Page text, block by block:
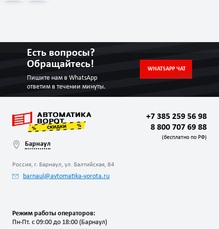
Есть вопросы?
Обращайтесь!
Пишите нам в WhatsApp
ответим в течении минуты.
WHATSAPP ЧАТ
Барнаул
Россия, г. Барнаул, ул. Балтийская, 84
barnaul@avtomatika-vorota.ru
+7 385 259 56 98
8 800 707 69 88
(бесплатно по РФ)
Режим работы операторов:
Пн-Пт. с 09:00 до 18:00 (Барнаул)